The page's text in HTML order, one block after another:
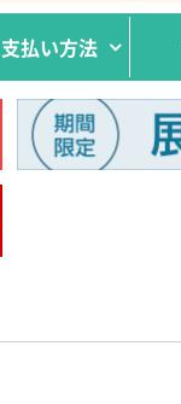
支払い方法